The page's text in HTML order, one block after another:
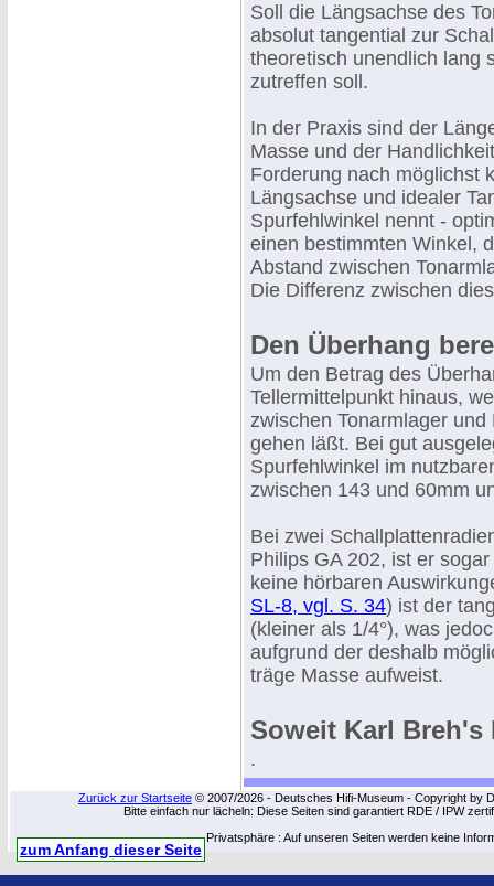
Soll die Längsachse des
absolut tangential zur
theoretisch unendlich lang
zutreffen soll.
In der Praxis sind der
Masse und der
Forderung nach möglichst
Längsachse und idealer
Spurfehlwinkel nennt -
einen bestimmten Winkel,
Abstand zwischen
Die Differenz zwischen
Den Überhang
Um den Betrag des
Tellermittelpunkt hinaus,
zwischen Tonarmlager
gehen läßt. Bei gut
Spurfehlwinkel im
zwischen 143 und 60mm
Bei zwei
Philips GA 202, ist er
keine hörbaren
SL-8, vgl. S. 34) ist der
(kleiner als 1/4°), was
aufgrund der deshalb
träge Masse aufweist.
Soweit Karl Breh's
.
Zurück zur Startseite © 2007/2026 - Deutsches Hifi-Museum - Copyright by
Bitte einfach nur lächeln: Diese Seiten sind garantiert RDE / IPW
Privatsphäre : Auf unseren Seiten werden keine
zum Anfang dieser Seite